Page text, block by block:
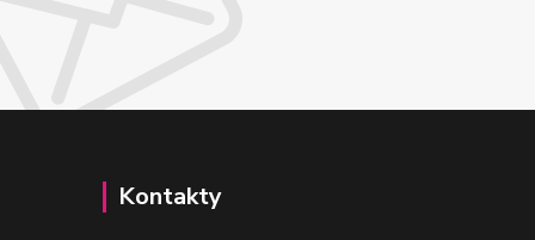
Kontakty